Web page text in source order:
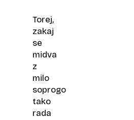
Torej,
zakaj
se
midva
z
milo
soprogo
tako
rada